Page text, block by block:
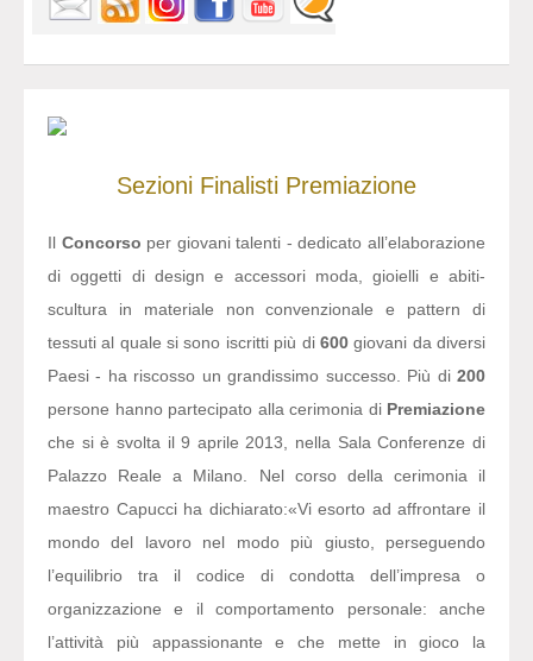
Sezioni Finalisti Premiazione
Il Concorso per giovani talenti - dedicato all’elaborazione
di oggetti di design e accessori moda, gioielli e abiti-
scultura in materiale non convenzionale e pattern di
tessuti al quale si sono iscritti più di 600giovani da diversi
Paesi - ha riscosso un grandissimo successo. Più di 200
persone hanno partecipato alla cerimonia di Premiazione
che si è svolta il 9 aprile 2013, nella Sala Conferenze di
Palazzo Reale a Milano. Nel corso della cerimonia il
maestro Capucci ha dichiarato:«Vi esorto ad affrontare il
mondo del lavoro nel modo più giusto, perseguendo
l’equilibrio tra il codice di condotta dell’impresa o
organizzazione e il comportamento personale: anche
l’attività più appassionante e che mette in gioco la